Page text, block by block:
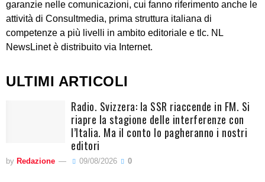
garanzie nelle comunicazioni, cui fanno riferimento anche le
attività di Consultmedia, prima struttura italiana di
competenze a più livelli in ambito editoriale e tlc. NL
NewsLinet è distribuito via Internet.
ULTIMI ARTICOLI
Radio. Svizzera: la SSR riaccende in FM. Si
riapre la stagione delle interferenze con
l’Italia. Ma il conto lo pagheranno i nostri
editori
by Redazione 09/08/2026 0